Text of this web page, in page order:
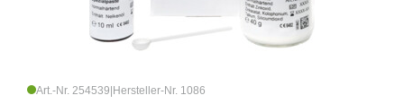
Art.-Nr. 254539 Hersteller-Nr. 1086